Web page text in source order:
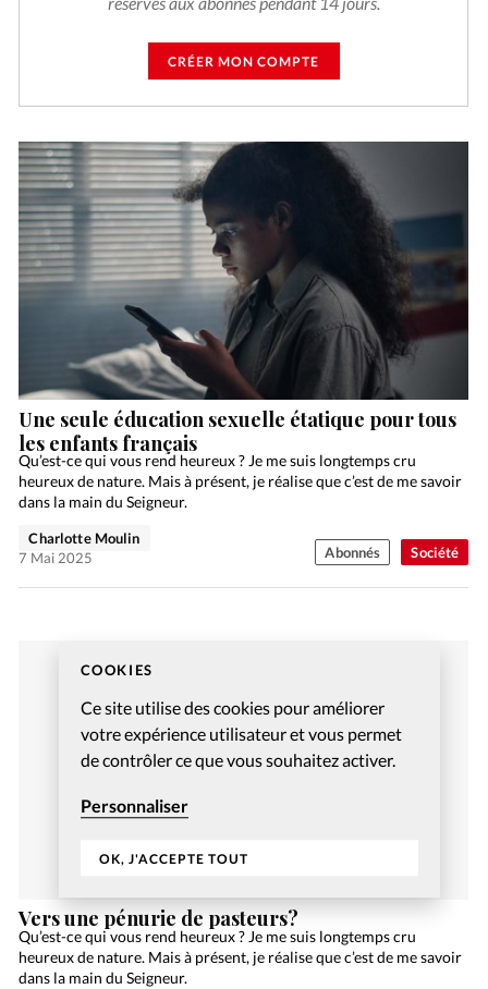
COOKIES
Ce site utilise des cookies pour améliorer
votre expérience utilisateur et vous permet
de contrôler ce que vous souhaitez activer.
Personnaliser
OK, J'ACCEPTE TOUT
CRÉER MON COMPTE
Société
Une seule éducation sexuelle étatique pour tous
les enfants français
Qu’est-ce qui vous rend heureux ? Je me suis longtemps cru
heureux de nature. Mais à présent, je réalise que c’est de me savoir
dans la main du Seigneur.
Charlotte Moulin
7 Mai 2025
Abonnés
Vers une pénurie de pasteurs?
Qu’est-ce qui vous rend heureux ? Je me suis longtemps cru
heureux de nature. Mais à présent, je réalise que c’est de me savoir
dans la main du Seigneur.